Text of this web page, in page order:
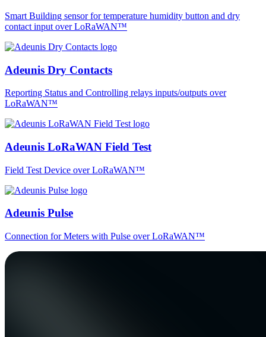
Smart Building sensor for temperature humidity button and dry
contact input over LoRaWAN™
Adeunis Dry Contacts
Reporting Status and Controlling relays inputs/outputs over
LoRaWAN™
Adeunis LoRaWAN Field Test
Field Test Device over LoRaWAN™
Adeunis Pulse
Connection for Meters with Pulse over LoRaWAN™